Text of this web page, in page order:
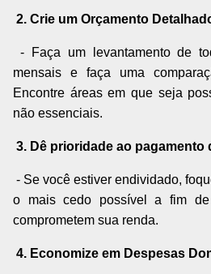
2. Crie um Orçamento
- Faça um levantamento de
mensais e faça uma
Encontre áreas em que seja
não essenciais.
3. Dê prioridade ao pagamento
- Se você estiver endividado,
o mais cedo possível a fim
comprometem sua renda.
4. Economize em Despesas